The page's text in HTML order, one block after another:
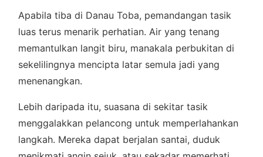
Apabila tiba di Danau Toba, pemandangan tasik
luas terus menarik perhatian. Air yang tenang
memantulkan langit biru, manakala perbukitan di
sekelilingnya mencipta latar semula jadi yang
menenangkan.
Lebih daripada itu, suasana di sekitar tasik
menggalakkan pelancong untuk memperlahankan
langkah. Mereka dapat berjalan santai, duduk